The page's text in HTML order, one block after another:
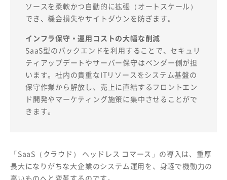
ソースを柔軟かつ自動的に拡張（オートスケール）
でき、機会損失やサイトダウンを防ぎます。
インフラ保守・運用コストの大幅な削減
SaaS型のバックエンドを利用することで、セキュリ
ティアップデートやサーバー保守はベンダー側が担
います。社内の貴重なITリソースをシステム基盤の
保守作業から解放し、売上に直結するフロントエン
ド開発やマーケティング施策に集中させることがで
きます。
「SaaS（クラウド） ヘッドレス コマース」の導入は、重厚
長大になりがちな大企業のシステム運用を、身軽で機動力の
高いものへと変革するのです。